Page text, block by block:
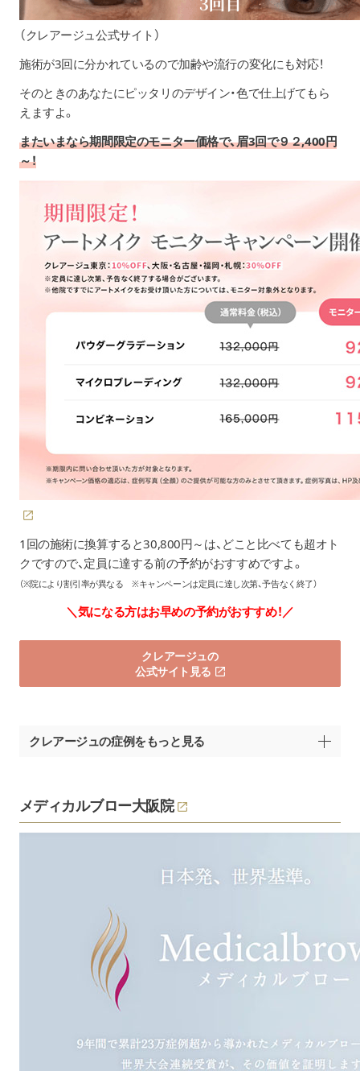
（クレアージュ公式サイト ）
施術が3回に分かれているので加齢や流行の変化にも対応！
そのときのあなたにピッタリのデザイン・色で仕上げてもら
えますよ。
またいまなら期間限定のモニター価格で、眉3回で９２,400円
～！
1回の施術に換算すると30,800円～は、どこと比べても超オト
クですので、定員に達する前の予約がおすすめですよ。
（※院により割引率が異なる ※キャンペーンは定員に達し次第、予告なく終了）
＼気になる方はお早めの予約がおすすめ！／
クレアージュの
公式サイト見る
クレアージュの症例をもっと見る
メディカルブロー大阪院